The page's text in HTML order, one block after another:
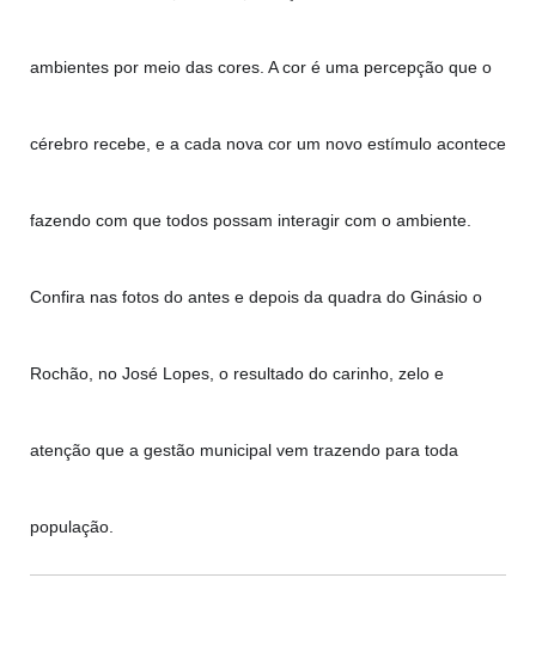
ambientes por meio das cores. A cor é uma percepção que o
cérebro recebe, e a cada nova cor um novo estímulo acontece
fazendo com que todos possam interagir com o ambiente.
Confira nas fotos do antes e depois da quadra do Ginásio o
Rochão, no José Lopes, o resultado do carinho, zelo e
atenção que a gestão municipal vem trazendo para toda
população.